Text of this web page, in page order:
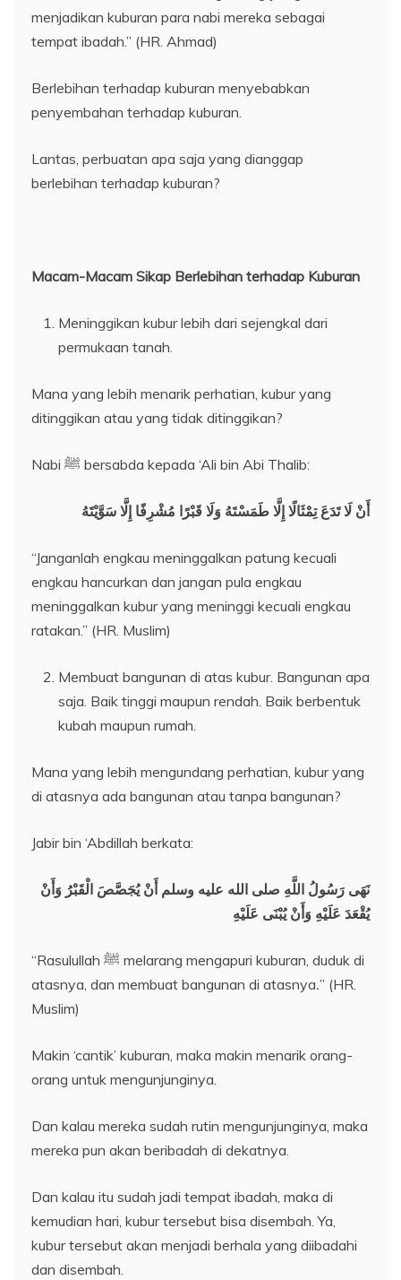
menjadikan kuburan para nabi mereka sebagai
tempat ibadah.” (HR. Ahmad)
Berlebihan terhadap kuburan menyebabkan
penyembahan terhadap kuburan.
Lantas, perbuatan apa saja yang dianggap
berlebihan terhadap kuburan?
Macam-Macam Sikap Berlebihan terhadap Kuburan
Meninggikan kubur lebih dari sejengkal dari
permukaan tanah.
Mana yang lebih menarik perhatian, kubur yang
ditinggikan atau yang tidak ditinggikan?
Nabi ﷺ bersabda kepada ‘Ali bin Abi Thalib:
أَنْ لَا تَدَعَ تِمْثَالًا إِلَّا طَمَسْتَهُ وَلَا قَبْرًا مُشْرِفًا إِلَّا سَوَّيْتَهُ
“Janganlah engkau meninggalkan patung kecuali
engkau hancurkan dan jangan pula engkau
meninggalkan kubur yang meninggi kecuali engkau
ratakan.” (HR. Muslim)
Membuat bangunan di atas kubur. Bangunan apa
saja. Baik tinggi maupun rendah. Baik berbentuk
kubah maupun rumah.
Mana yang lebih mengundang perhatian, kubur yang
di atasnya ada bangunan atau tanpa bangunan?
Jabir bin ‘Abdillah berkata:
نَهَى رَسُولُ اللَّهِ صلى الله عليه وسلم أَنْ يُجَصَّصَ الْقَبْرُ وَأَنْ
يُقْعَدَ عَلَيْهِ وَأَنْ يُبْنَى عَلَيْهِ
“Rasulullah ﷺ melarang mengapuri kuburan, duduk di
atasnya, dan membuat bangunan di atasnya.” (HR.
Muslim)
Makin ‘cantik’ kuburan, maka makin menarik orang-
orang untuk mengunjunginya.
Dan kalau mereka sudah rutin mengunjunginya, maka
mereka pun akan beribadah di dekatnya.
Dan kalau itu sudah jadi tempat ibadah, maka di
kemudian hari, kubur tersebut bisa disembah. Ya,
kubur tersebut akan menjadi berhala yang diibadahi
dan disembah.